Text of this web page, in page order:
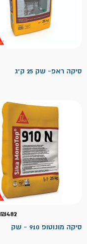
סיקה ראפ- שק 25 ק"ג
₪482
סיקה מונוטופ 910 - שק